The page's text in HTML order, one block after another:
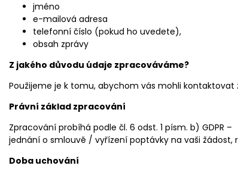
jméno
e-mailová adresa
telefonní číslo (pokud ho uvedete),
obsah zprávy
Z jakého důvodu údaje zpracováváme?
Použijeme je k tomu, abychom vás mohli
Právní základ zpracování
Zpracování probíhá podle čl. 6 odst. 1 písm. b) GDPR –
jednání o smlouvě / vyřízení poptávky na vaši
Doba uchování